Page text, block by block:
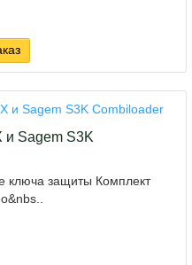
и Sagem S3K
ключа защиты Комплект